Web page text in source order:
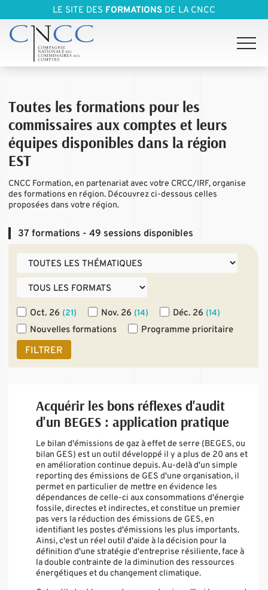
LE SITE DES FORMATIONS DE LA CNCC
Toutes les formations pour les
commissaires aux comptes et leurs
équipes disponibles dans la région
EST
CNCC Formation, en partenariat avec votre CRCC/IRF, organise
des formations en région. Découvrez ci-dessous celles
proposées dans votre région.
37 formations - 49 sessions disponibles
Oct. 26 (21) Nov. 26 (14) Déc. 26 (14)
Nouvelles formations Programme prioritaire
FILTRER
Acquérir les bons réflexes d'audit
d'un BEGES : application pratique
Le bilan d'émissions de gaz à effet de serre (BEGES, ou
bilan GES) est un outil développé il y a plus de 20 ans et
en amélioration continue depuis. Au-delà d'un simple
reporting des émissions de GES d'une organisation, il
permet en particulier de mettre en évidence les
dépendances de celle-ci aux consommations d'énergie
fossile, directes et indirectes, et constitue un premier
pas vers la réduction des émissions de GES, en
identifiant les postes d'émissions les plus importants.
Ainsi, c'est un réel outil d'aide à la décision pour la
définition d'une stratégie d'entreprise résiliente, face à
la double contrainte de la diminution des ressources
énergétiques et du changement climatique.